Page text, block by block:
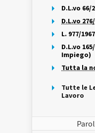
D.L.vo
D.L.vo
L. 977/
D.L.vo
Impiego)
Tutta la
Tutte le
Lavoro